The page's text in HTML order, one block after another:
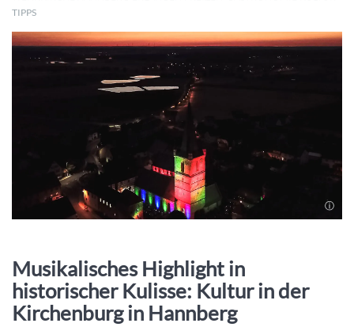
TIPPS
Musikalisches Highlight in
historischer Kulisse: Kultur in der
Kirchenburg in Hannberg